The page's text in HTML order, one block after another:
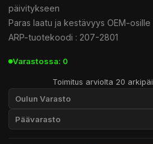
päivitykseen
Paras laatu ja kestävyys OEM-osille
ARP-tuotekoodi : 207-2801
Varastossa: 0
Toimitus arviolta 20
Oulun Varasto
Päävarasto